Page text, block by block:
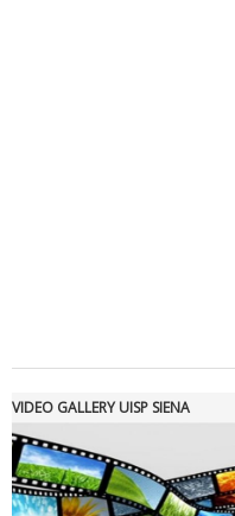
Tiziano Pesce a Radio
VIDEO GALLERY UISP SIENA